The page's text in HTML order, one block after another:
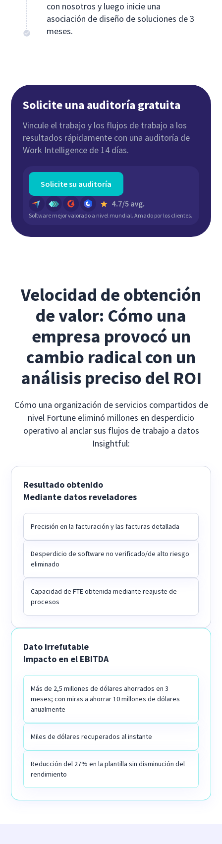
con nosotros y luego inicie una
asociación de diseño de soluciones de 3
meses.
Solicite una auditoría gratuita
Vincule el trabajo y los flujos de trabajo a los
resultados rápidamente con una auditoría de
Work Intelligence de 14 días.
Solicite su auditoría
Software mejor valorado a nivel mundial. Amado por los clientes.
Velocidad de obtención
de valor: Cómo una
empresa provocó un
cambio radical con un
análisis preciso del ROI
Cómo una organización de servicios compartidos de
nivel Fortune eliminó millones en desperdicio
operativo al anclar sus flujos de trabajo a datos
Insightful:
Resultado obtenido
Mediante datos reveladores
Precisión en la facturación y las facturas detallada
Desperdicio de software no verificado/de alto riesgo
eliminado
Capacidad de FTE obtenida mediante reajuste de
procesos
Dato irrefutable
Impacto en el EBITDA
Más de 2,5 millones de dólares ahorrados en 3
meses; con miras a ahorrar 10 millones de dólares
anualmente
Miles de dólares recuperados al instante
Reducción del 27% en la plantilla sin disminución del
rendimiento